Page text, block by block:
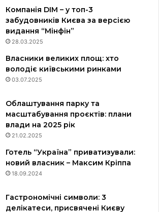
Компанія DIM – у топ-3
забудовників Києва за версією
видання “Мінфін”
28.03.2025
Власники великих площ: хто
володіє київськими ринками
03.07.2025
Облаштування парку та
масштабування проєктів: плани
влади на 2025 рік
21.02.2025
Готель “Україна” приватизували:
новий власник – Максим Кріппа
18.09.2024
Гастрономічні символи: 3
делікатеси, присвячені Києву